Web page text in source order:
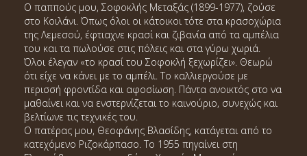
Ο παππούς μου, Σοφοκλής Μεταξάς (1899-1977), ζούσε
στο Κοιλάνι. Όπως όλοι οι κάτοικοι τότε στα κρασοχώρια
της Λεμεσού, έφτιαχνε κρασί και ζιβανία από τα αμπέλια
του και τα πωλούσε στις πόλεις και στα γύρω χωριά.
Όλοι έλεγαν «το κρασί του Σοφοκλή ξεχωρίζει». Θεωρώ
ότι είχε να κάνει με το αμπέλι. Το καλλιεργούσε με
περισσή φροντίδα και αφοσίωση. Πάντα ανοικτός στο να
μαθαίνει και να ενστερνίζεται το καινούριο, συνεχώς και
βελτίωνε τις τεχνικές του.
Ο πατέρας μου, Θεοφάνης Βλασίδης, κατάγεται από το
κατεχόμενο Ριζοκάρπασο. Το 1955 πηγαίνει στη